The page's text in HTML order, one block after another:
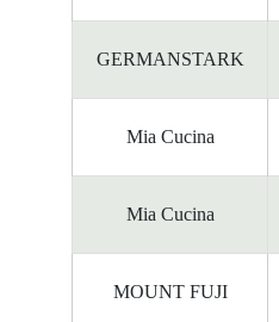
GERMANSTARK
Mia Cucina
Mia Cucina
MOUNT FUJI